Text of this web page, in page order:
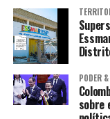
PODER
sobre